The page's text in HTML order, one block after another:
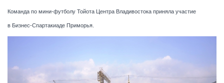
Команда по мини-футболу Тойота Центра Владивостока приняла участие
в Бизнес-Спартакиаде Приморья.